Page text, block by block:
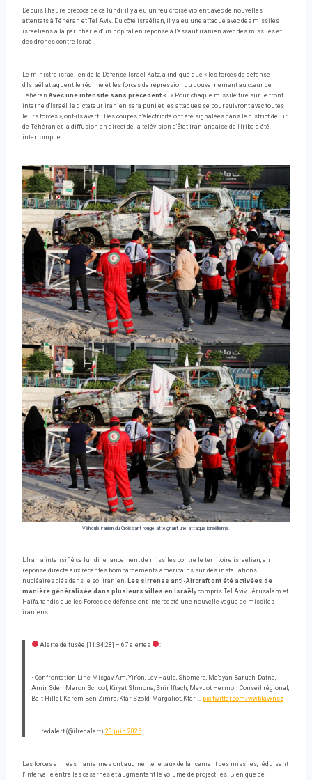
Depuis l'heure précoce de ce lundi, il y a eu un feu croisé violent, avec de nouvelles
attentats à Téhéran et Tel Aviv. Du côté israélien, il y a eu une attaque avec des missiles
israéliens à la périphérie d'un hôpital en réponse à l'assaut iranien avec des missiles et
des drones contre Israël.
Le ministre israélien de la Défense Israel Katz, a indiqué que « les forces de défense
d'Israël attaquent le régime et les forces de répression du gouvernement au cœur de
Téhéran Avec une intensité sans précédent «
. « Pour chaque missile tiré sur le front
interne d'Israël, le dictateur iranien sera puni et les attaques se poursuivront avec toutes
leurs forces », ont-ils averti. Des coupes d'électricité ont été signalées dans le district de Tir
de Téhéran et la diffusion en direct de la télévision d'État iranlandaise de l'Iribe a été
interrompue.
Véhicule iranien du Croissant rouge atteignant une attaque israélienne.
L'Iran a intensifié ce lundi le lancement de missiles contre le territoire israélien, en
réponse directe aux récentes bombardements américains sur des installations
nucléaires clés dans le sol iranien.
Les sirrenas anti-Aircraft ont été activées de
manière généralisée dans plusieurs villes en Israël y compris Tel Aviv, Jérusalem et
Haïfa, tandis que les Forces de défense ont intercepté une nouvelle vague de missiles
iraniens.
Alerte de fusée [11:34:28] – 67 alertes :
• Confrontation Line-Misgav Am, Yir'on, Lev Haula, Shomera, Ma'ayan Baruch, Dafna,
Amir, Sdeh Meron School, Kiryat Shmona, Snir, Iftach, Mevuot Hermon Conseil régional,
Beit Hillel, Kerem Ben Zimra, Kfar Szold, Margaliot, Kfar … pic.twitter.com/wwblavxnsz
– Ilredalert (@ilredalert) 23 juin 2025
Les forces armées iraniennes ont augmenté le taux de lancement des missiles, réduisant
l'intervalle entre les casernes et augmentant le volume de projectiles. Bien que de